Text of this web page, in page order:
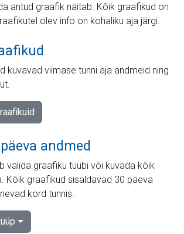
antud graafik näitab. Kõik graafikud on
olev info on kohaliku aja järgi.
kuvavad viimase tunni aja andmeid ning
andmed
valida graafiku tüübi või kuvada kõik
Kõik graafikud sisaldavad 30 päeva
kord tunnis.